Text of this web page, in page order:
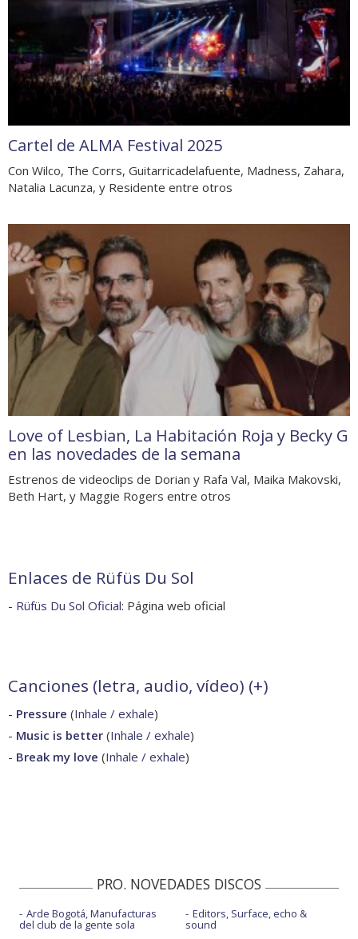
Cartel de ALMA Festival 2025
Con Wilco, The Corrs, Guitarricadelafuente, Madness, Zahara,
Natalia Lacunza, y Residente entre otros
Love of Lesbian, La Habitación Roja y Becky G
en las novedades de la semana
Estrenos de videoclips de Dorian y Rafa Val, Maika Makovski,
Beth Hart, y Maggie Rogers entre otros
Enlaces de Rüfüs Du Sol
- Rüfüs Du Sol Oficial: Página web oficial
Canciones (letra, audio, vídeo) (+)
- Pressure (Inhale / exhale)
- Music is better (Inhale / exhale)
- Break my love (Inhale / exhale)
PRO. NOVEDADES DISCOS
Arde Bogotá, Manufacturas
del club de la gente sola
Editors, Surface, echo &
sound